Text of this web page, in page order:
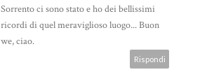
Sorrento ci sono stato e ho dei bellissimi
ricordi di quel meraviglioso luogo... Buon
we, ciao.
Rispondi